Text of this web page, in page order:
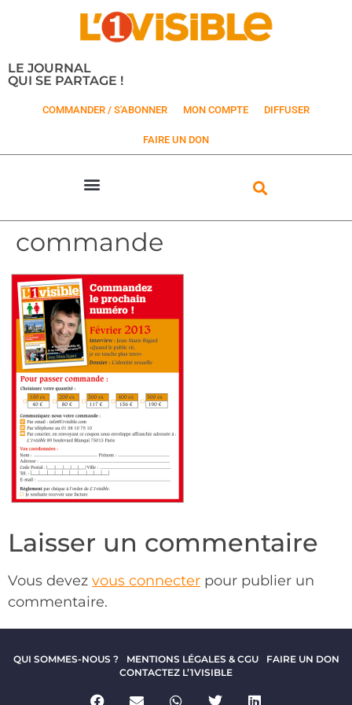
LE JOURNAL
QUI SE PARTAGE !
COMMANDER / S'ABONNER MON COMPTE DIFFUSER
FAIRE UN DON
commande
Laisser un commentaire
Vous devez vous connecter pour publier un
commentaire.
QUI SOMMES-NOUS ? MENTIONS LÉGALES & CGU
FAIRE UN DON
CONTACTEZ L’1VISIBLE